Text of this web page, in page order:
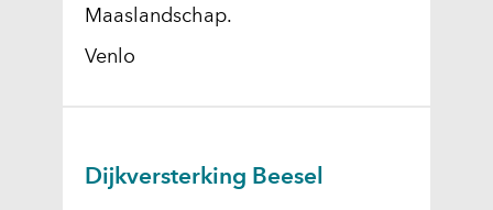
Maaslandschap.
Venlo
Dijkversterking Beesel